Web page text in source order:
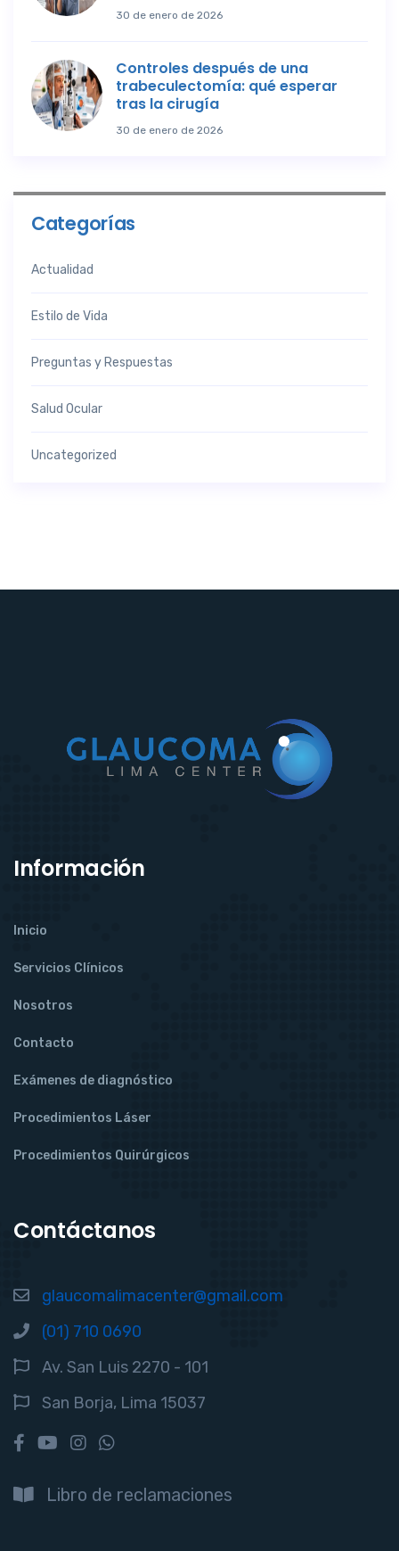
30 de enero de 2026
Controles después de una
trabeculectomía: qué esperar
tras la cirugía
30 de enero de 2026
Categorías
Actualidad
Estilo de Vida
Preguntas y Respuestas
Salud Ocular
Uncategorized
Información
Inicio
Servicios Clínicos
Nosotros
Contacto
Exámenes de diagnóstico
Procedimientos Láser
Procedimientos Quirúrgicos
Contáctanos
glaucomalimacenter@gmail.com
(01) 710 0690
Av. San Luis 2270 - 101
San Borja, Lima 15037
Libro de reclamaciones